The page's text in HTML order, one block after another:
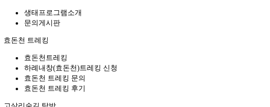
생태프로그램소개
문의게시판
효돈천 트레킹
효돈천트레킹
하례내창(효돈천)트레킹 신청
효돈천 트레킹 문의
효돈천 트레킹 후기